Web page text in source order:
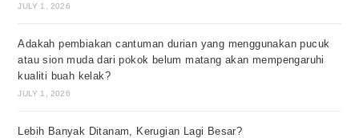
JULY 1, 2026
Adakah pembiakan cantuman durian yang menggunakan pucuk
atau sion muda dari pokok belum matang akan mempengaruhi
kualiti buah kelak?
JULY 1, 2026
Lebih Banyak Ditanam, Kerugian Lagi Besar?